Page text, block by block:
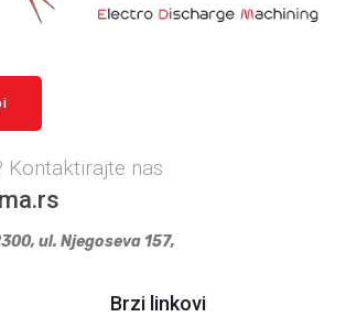
Kontaktirajte nas
ul. Njegoseva 157,
Brzi linkovi